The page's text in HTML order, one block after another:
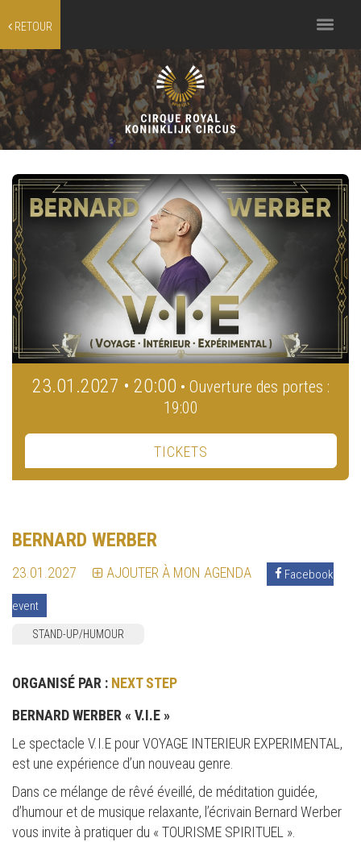
RETOUR
Toggle
navigation
23.01.2027 • 20:00 • Ouverture des portes :
19:00
TICKETS
BERNARD WERBER
23.01.2027 AJOUTER À MON AGENDA Facebook
event
STAND-UP/HUMOUR
ORGANISÉ PAR : NEXT STEP
BERNARD WERBER « V.I.E »
Le spectacle V.I.E pour VOYAGE INTERIEUR EXPERIMENTAL,
est une expérience d’un nouveau genre.
Dans ce mélange de rêvé éveillé, de méditation guidée,
d’humour et de musique relaxante, l’écrivain Bernard Werber
vous invite à pratiquer du « TOURISME SPIRITUEL ».